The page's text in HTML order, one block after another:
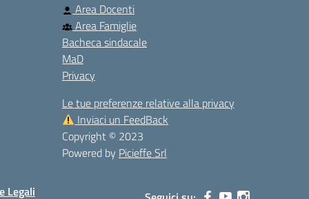
Area Docenti
Area Famiglie
Bacheca sindacale
MaD
Privacy
Le tue preferenze relative alla privacy
Inviaci un FeedBack
Copyright © 2023
Powered by Picieffe Srl
Legali